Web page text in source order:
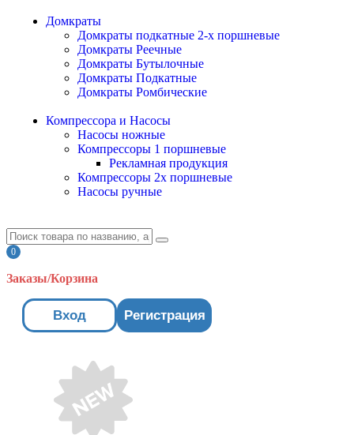
Домкраты
Домкраты подкатные 2-х поршневые
Домкраты Реечные
Домкраты Бутылочные
Домкраты Подкатные
Домкраты Ромбические
Компрессора и Насосы
Насосы ножные
Компрессоры 1 поршневые
Рекламная продукция
Компрессоры 2х поршневые
Насосы ручные
0
Заказы/Корзина
Вход Регистрация